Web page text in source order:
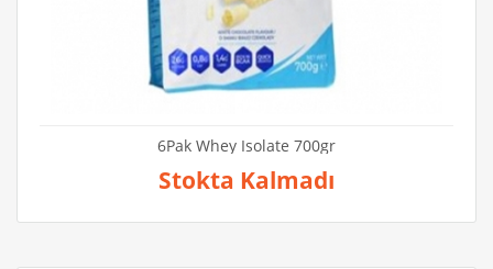
6Pak Whey Isolate 700gr
Stokta Kalmadı